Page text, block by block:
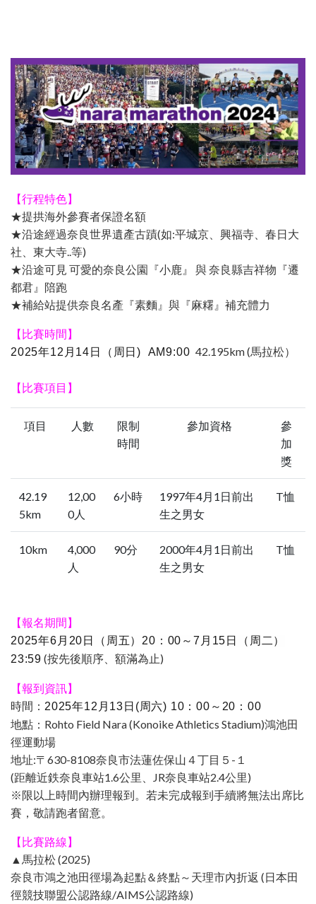
【行程特色】
★提拱海外參賽者保證名額
★沿途經過奈良世界遺產古蹟(如:平城京、興福寺、春日大
社、東大寺..等)
★沿途可見 可愛的奈良公園『小鹿』 與 奈良縣吉祥物『遷
都君』陪跑
★補給站提供奈良名產『素麵』與『麻糬』補充體力
【比賽時間】
2025年12月14日（周日) AM9:00 42.195km (馬拉松）
【比賽項目】
項目 人數
限制
時間
參加資格
參
加
獎
42.19
5km
12,00
0人
6小時
1997年4月1日前出
生之男女
T恤
10km
4,000
人
90分
2000年4月1日前出
生之男女
T恤
【報名期間】
2025年6月20日（周五）20：00～7月15日（周二）
23:59 (按先後順序、額滿為止)
【報到資訊】
時間： 2025年12月13日(周六) 10：00～20：00
地點：Rohto Field Nara (Konoike Athletics Stadium)鴻池田
徑運動場
地址:〒630-8108奈良市法蓮佐保山４丁目５-１
(距離近鉄奈良車站1.6公里、JR奈良車站2.4公里)
※限以上時間內辦理報到。若未完成報到手續將無法出席比
賽，敬請跑者留意。
【比賽路線】
▲馬拉松 (2025)
奈良市鴻之池田徑場為起點＆終點～天理市內折返 (日本田
徑競技聯盟公認路線/AIMS公認路線)